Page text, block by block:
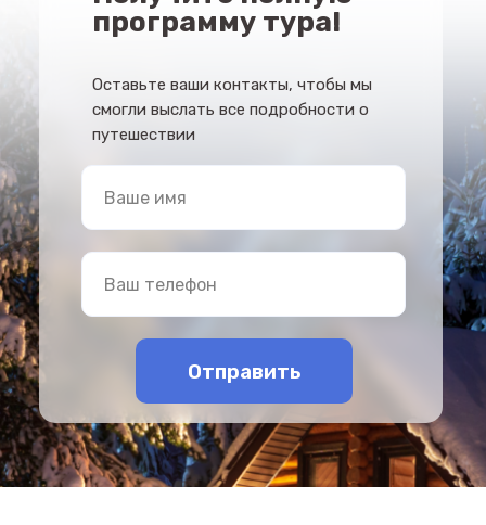
программу тура!
Оставьте ваши контакты, чтобы мы
смогли выслать все подробности о
путешествии
Отправить